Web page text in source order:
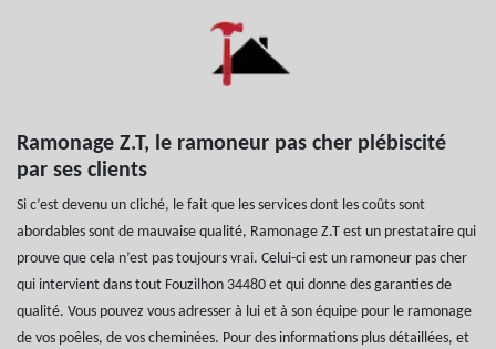
Ramonage Z.T, le ramoneur pas cher plébiscité
par ses clients
Si c’est devenu un cliché, le fait que les services dont les coûts sont
abordables sont de mauvaise qualité, Ramonage Z.T est un prestataire qui
prouve que cela n’est pas toujours vrai. Celui-ci est un ramoneur pas cher
qui intervient dans tout Fouzilhon 34480 et qui donne des garanties de
qualité. Vous pouvez vous adresser à lui et à son équipe pour le ramonage
de vos poêles, de vos cheminées. Pour des informations plus détaillées, et